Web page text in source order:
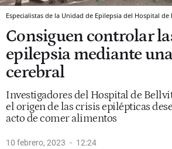
Especialistas de la Unidad de Epilepsia del Hospital de
Consiguen controlar
epilepsia mediante
cerebral
Investigadores del Hospital de
el origen de las crisis epilépticas
acto de comer alimentos
10 febrero, 2023 12:24